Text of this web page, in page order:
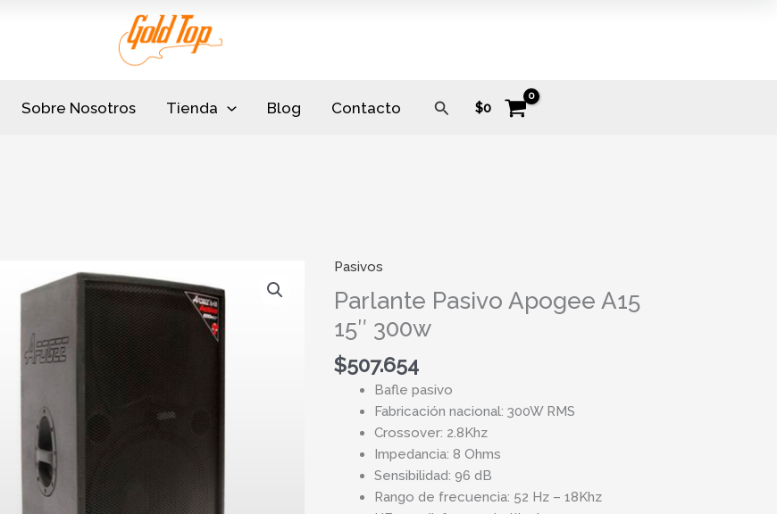
Sobre Nosotros Tienda Blog Contacto Buscar
$0
Pasivos
Parlante Pasivo Apogee A15
15″ 300w
$507.654
Bafle pasivo
Fabricación nacional: 300W RMS
Crossover: 2.8Khz
Impedancia: 8 Ohms
Sensibilidad: 96 dB
Rango de frecuencia: 52 Hz – 18Khz
Parlante
Pasivo
Apogee
A15
15"
300w
cantidad